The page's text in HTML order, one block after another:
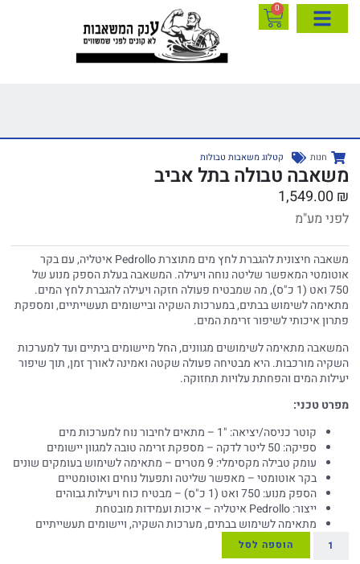
0
חנות קטלוג משאבות טבולות
משאבה טבולה בתל אביב
1,549.00 ₪
לפני מע"מ
משאבה חיצונית להגברת לחץ מים מתוצרת Pedrollo איטליה, עם בקר
אוטומטי המאפשר שליטה נוחה ויעילה. המשאבה בעלת הספק מנוע של
750 ואט (1 כ"ס), מה שמבטיח פעולה חזקה ויעילה להגברת לחץ המים.
מתאימה לשימוש בבתים, במערכות השקיה וביישומים תעשייתיים, ומספקת
פתרון איכותי לשיפור זרימת המים.
המשאבה מתאימה לשימושים מגוונים, החל מיישומים ביתיים ועד למערכות
השקיה מורכבות. היא מבטיחה פעולה שקטה ואמינה לאורך זמן, תוך שיפור
יעילות המים והפחתת עלויות תחזוקה.
מפרט טכני:
קוטר כניסה/יציאה: "1 – מתאים לחיבור נוח למערכות מים
ספיקה: 50 ליטר לדקה – מספקת זרימה טובה למגוון יישומים
עומק טבילה מקסימלי: 9 מטרים – מתאימה לשימוש בעומקים שונים
בקר אוטומטי – מאפשר שליטה ותפעול נוחים ואוטומטיים
הספק מנוע: 750 ואט (1 כ"ס) – מבטיח כוח ויעילות גבוהים
ייצור: Pedrollo איטליה – איכות ועמידות מובטחת
מתאימה לשימוש בבתים, מערכות השקיה, ויישומים תעשייתיים
הוספה לסל